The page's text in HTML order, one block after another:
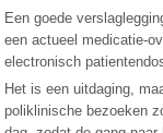
Een goede
een actueel medicatie-
electronisch
Het is een uitdaging,
poliklinische bezoeken